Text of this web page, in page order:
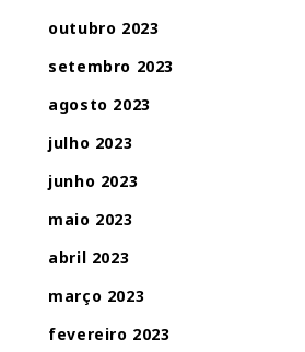
outubro 2023
setembro 2023
agosto 2023
julho 2023
junho 2023
maio 2023
abril 2023
março 2023
fevereiro 2023